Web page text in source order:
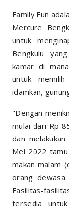
Family Fun
Mercure
untuk
Bengkulu
kamar di
untuk
idamkan,
"Dengan
mulai dari Rp
dan
Mei 2022
makan malam
orang
Fasilitas-
tersedia